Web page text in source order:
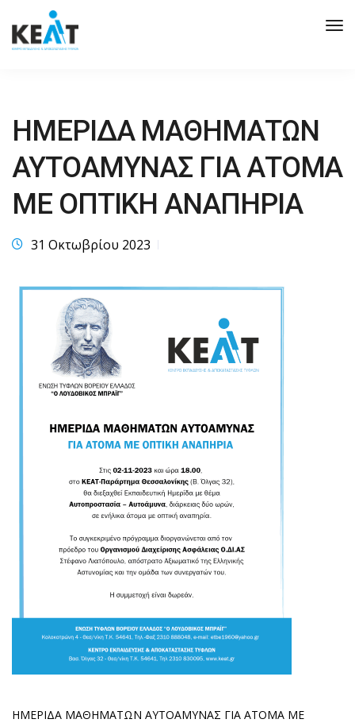
ΗΜΕΡΙΔΑ ΜΑΘΗΜΑΤΩΝ
ΑΥΤΟΑΜΥΝΑΣ ΓΙΑ ΑΤΟΜΑ
ΜΕ ΟΠΤΙΚΗ ΑΝΑΠΗΡΙΑ
31 Οκτωβρίου 2023
ΗΜΕΡΙΔΑ ΜΑΘΗΜΑΤΩΝ ΑΥΤΟΑΜΥΝΑΣ ΓΙΑ ΑΤΟΜΑ ΜΕ